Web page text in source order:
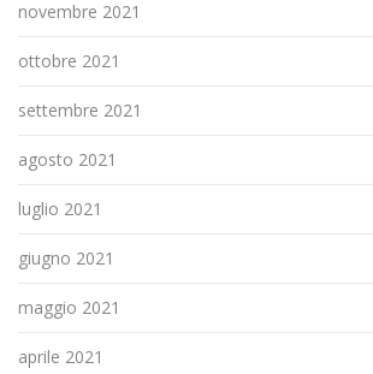
novembre 2021
ottobre 2021
settembre 2021
agosto 2021
luglio 2021
giugno 2021
maggio 2021
aprile 2021